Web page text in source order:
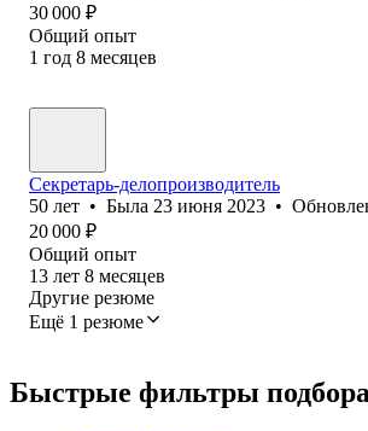
30 000 ₽
Общий опыт
1 год 8 месяцев
Секретарь-делопроизводитель
50 лет • Была 23 июня 2023 •
20 000 ₽
Общий опыт
13 лет 8 месяцев
Другие резюме
Ещё 1 резюме
Быстрые фильтры